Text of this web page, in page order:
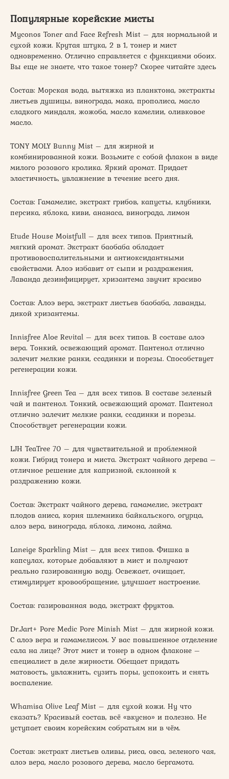
Популярные корейские мисты
Myconos Toner and Face Refresh Mist – для нормальной и
сухой кожи. Крутая штука, 2 в 1, тонер и мист
одновременно. Отлично справляется с функциями обоих.
Вы еще не знаете, что такое тонер? Скорее читайте здесь
Состав: Морская вода, вытяжка из планктона, экстракты
листьев душицы, винограда, мака, прополиса, масло
сладкого миндаля, жожоба, масло камелии, оливковое
масло.
TONY MOLY Bunny Mist – для жирной и
комбинированной кожи. Возьмите с собой флакон в виде
милого розового кролика. Яркий аромат. Придает
эластичность, увлажнение в течение всего дня.
Состав: Гамамелис, экстракт грибов, капусты, клубники,
персика, яблока, киви, ананаса, винограда, лимон
Etude House Moistfull – для всех типов. Приятный,
мягкий аромат. Экстракт баобаба обладает
противовоспалительными и антиоксидантными
свойствами. Алоэ избавит от сыпи и раздражения,
Лаванда дезинфицирует, хризантема звучит красиво
Состав: Алоэ вера, экстракт листьев баобаба, лаванды,
дикой хризантемы.
Innisfree Aloe Revital – для всех типов. В составе алоэ
вера. Тонкий, освежающий аромат. Пантенол отлично
залечит мелкие ранки, ссадинки и порезы. Способствует
регенерации кожи.
Innisfree Green Tea – для всех типов. В составе зеленый
чай и пантенол. Тонкий, освежающий аромат. Пантенол
отлично залечит мелкие ранки, ссадинки и порезы.
Способствует регенерации кожи.
LJH TeaTree 70 – для чувствительной и проблемной
кожи. Гибрид тонера и миста. Экстракт чайного дерева –
отличное решение для капризной, склонной к
раздражению кожи.
Состав: Экстракт чайного дерева, гамамелис, экстракт
плодов аниса, корня шлемника байкальского, огурца,
алоэ вера, винограда, яблока, лимона, лайма.
Laneige Sparkling Mist – для всех типов. Фишка в
капсулах, которые добавляют в мист и получают
реально газированную воду. Освежает, очищает,
стимулирует кровообращение, улучшает настроение.
Состав: газированная вода, экстракт фруктов.
Dr.Jart+ Pore Medic Pore Minish Mist – для жирной кожи.
С алоэ вера и гамамелисом. У вас повышенное отделение
сала на лице? Этот мист и тонер в одном флаконе –
специалист в деле жирности. Обещает придать
матовость, увлажнить, сузить поры, успокоить и снять
воспаление.
Whamisa Olive Leaf Mist – для сухой кожи. Ну что
сказать? Красивый состав, всё «вкусно» и полезно. Не
уступает своим корейским собратьям ни в чём.
Состав: экстракт листьев оливы, риса, овса, зеленого чая,
алоэ вера, масло розового дерева, масло бергамота.